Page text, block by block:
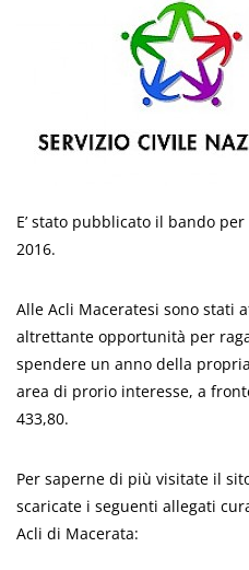
E’ stato pubblicato il bando
2016.
Alle Acli Maceratesi sono stati
altrettante opportunità per
spendere un anno della
area di prorio interesse, a
433,80.
Per saperne di più visitate il
scaricate i seguenti allegati
Acli di Macerata: